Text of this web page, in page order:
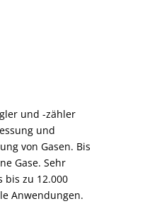
und -zähler
und
von Gasen. Bis
Gase. Sehr
bis zu 12.000
Anwendungen.